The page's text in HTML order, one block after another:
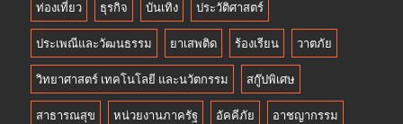
ท่องเที่ยว ธุรกิจ บันเทิง ประวัติศาสตร์
ประเพณีและวัฒนธรรม ยาเสพติด ร้องเรียน วาตภัย
วิทยาศาสตร์ เทคโนโลยี และนวัตกรรม สกู๊ปพิเศษ
สาธารณสุข หน่วยงานภาครัฐ อัคคีภัย อาชญากรรม